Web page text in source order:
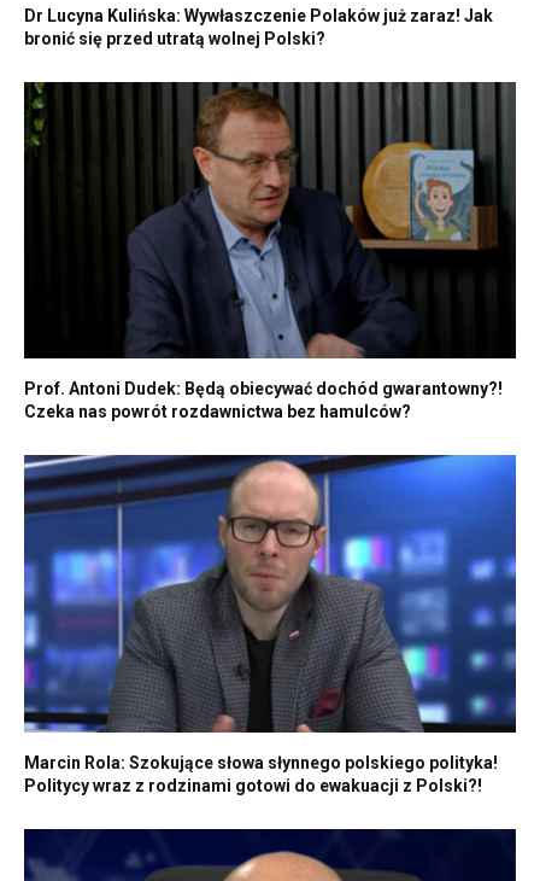
Dr Lucyna Kulińska: Wywłaszczenie Polaków już zaraz! Jak
bronić się przed utratą wolnej Polski?
Prof. Antoni Dudek: Będą obiecywać dochód gwarantowny?!
Czeka nas powrót rozdawnictwa bez hamulców?
Marcin Rola: Szokujące słowa słynnego polskiego polityka!
Politycy wraz z rodzinami gotowi do ewakuacji z Polski?!